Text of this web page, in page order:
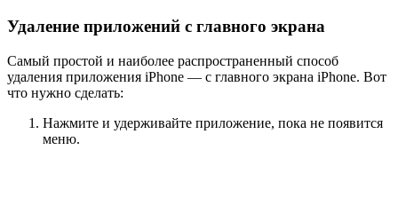
Удаление приложений с главного экрана
Самый простой и наиболее распространенный способ
удаления приложения iPhone — с главного экрана iPhone. Вот
что нужно сделать:
Нажмите и удерживайте приложение, пока не появится
меню.